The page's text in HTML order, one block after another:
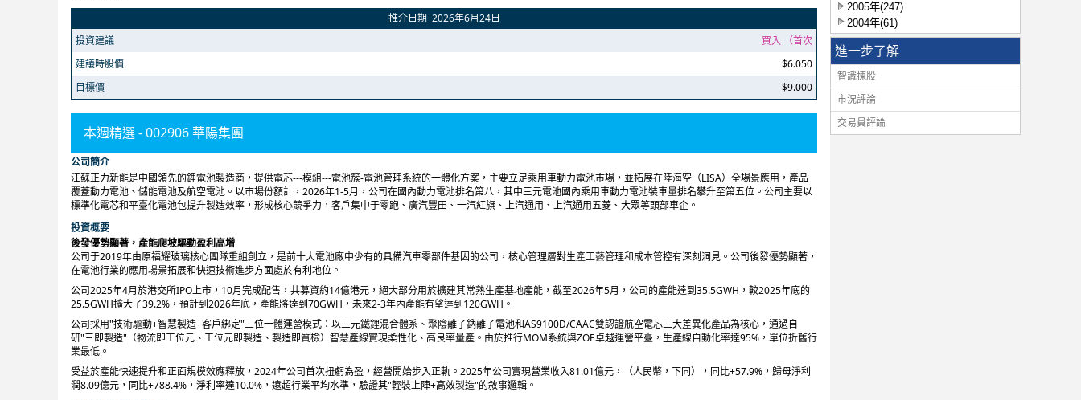
推介日期 2026年6月24日
投資建議
買入 （首次
建議時股價
$6.050
目標價
$9.000
本週精選 - 002906 華陽集團
公司簡介
江蘇正力新能是中國領先的鋰電池製造商，提供電芯---模組---電池簇-電池管理系統的一體化方案，主要立足乘用車動力電池市場，並拓展在陸海空（LISA）全場景應用，產品
覆蓋動力電池、儲能電池及航空電池。以市場份額計，2026年1-5月，公司在國內動力電池排名第八，其中三元電池國內乘用車動力電池裝車量排名攀升至第五位。公司主要以
標準化電芯和平臺化電池包提升製造效率，形成核心競爭力，客戶集中于零跑、廣汽豐田、一汽紅旗、上汽通用、上汽通用五菱、大眾等頭部車企。
投資概要
後發優勢顯著，產能爬坡驅動盈利高增
公司于2019年由原福耀玻璃核心團隊重組創立，是前十大電池廠中少有的具備汽車零部件基因的公司，核心管理層對生產工藝管理和成本管控有深刻洞見。公司後發優勢顯著，
在電池行業的應用場景拓展和快速技術進步方面處於有利地位。
公司2025年4月於港交所IPO上市，10月完成配售，共募資約14億港元，絕大部分用於擴建其常熟生產基地產能，截至2026年5月，公司的產能達到35.5GWH，較2025年底的
25.5GWH擴大了39.2%，預計到2026年底，產能將達到70GWH，未來2-3年內產能有望達到120GWH。
公司採用"技術驅動+智慧製造+客戶綁定"三位一體運營模式：以三元鐵鋰混合體系、聚陰離子鈉離子電池和AS9100D/CAAC雙認證航空電芯三大差異化產品為核心，通過自
研"三即製造"（物流即工位元、工位元即製造、製造即質檢）智慧產線實現柔性化、高良率量產。由於推行MOM系統與ZOE卓越運營平臺，生產線自動化率達95%，單位折舊行
業最低。
受益於產能快速提升和正面規模效應釋放，2024年公司首次扭虧為盈，經營開始步入正軌。2025年公司實現營業收入81.01億元，（人民幣，下同），同比+57.9%，歸母淨利
潤8.09億元，同比+788.4%，淨利率達10.0%，遠超行業平均水準，驗證其"輕裝上陣+高效製造"的敘事邏輯。
2005年(247)
2004年(61)
進一步了解
智識揀股
市況評論
交易員評論